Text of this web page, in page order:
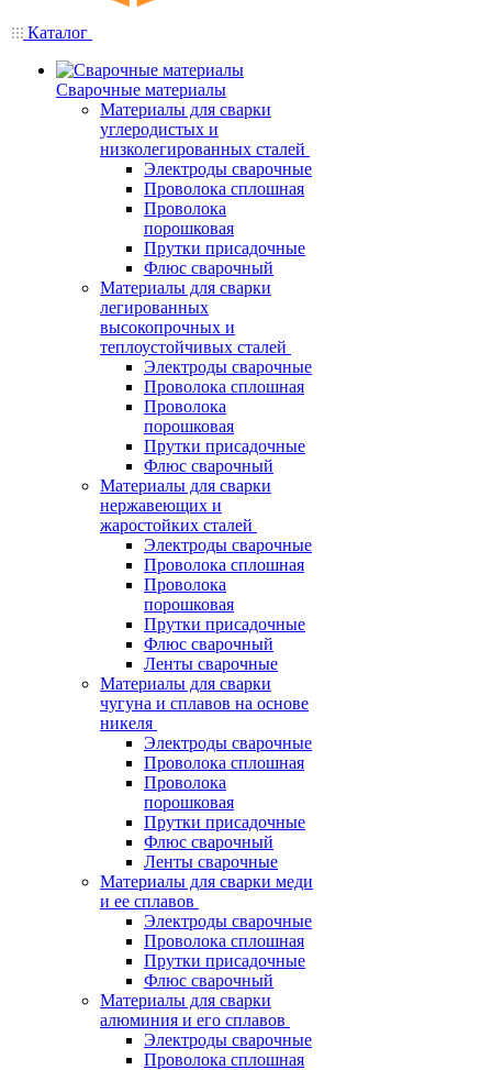
Каталог
Сварочные материалы
Материалы для сварки
углеродистых и
низколегированных сталей
Электроды сварочные
Проволока сплошная
Проволока
порошковая
Прутки присадочные
Флюс сварочный
Материалы для сварки
легированных
высокопрочных и
теплоустойчивых сталей
Электроды сварочные
Проволока сплошная
Проволока
порошковая
Прутки присадочные
Флюс сварочный
Материалы для сварки
нержавеющих и
жаростойких сталей
Электроды сварочные
Проволока сплошная
Проволока
порошковая
Прутки присадочные
Флюс сварочный
Ленты сварочные
Материалы для сварки
чугуна и сплавов на основе
никеля
Электроды сварочные
Проволока сплошная
Проволока
порошковая
Прутки присадочные
Флюс сварочный
Ленты сварочные
Материалы для сварки меди
и ее сплавов
Электроды сварочные
Проволока сплошная
Прутки присадочные
Флюс сварочный
Материалы для сварки
алюминия и его сплавов
Электроды сварочные
Проволока сплошная